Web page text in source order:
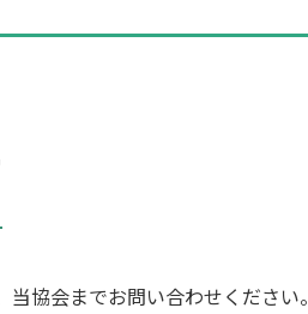
協会までお問い合わせください。